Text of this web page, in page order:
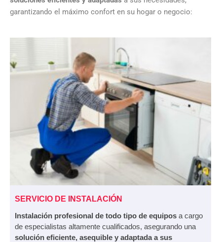
garantizando el máximo confort en su hogar o negocio:
SERVICIO DE INSTALACIÓN
Instalación profesional de todo tipo de equipos a cargo
de especialistas altamente cualificados, asegurando una
solución eficiente, asequible y adaptada a sus